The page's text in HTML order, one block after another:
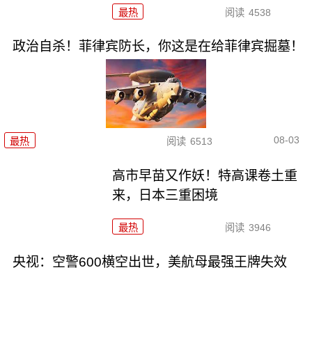
最热 阅读 4538
政治自杀！菲律宾防长，你这是在给菲律宾掘墓！
最热 阅读 6513 08-03
高市早苗又作妖！特高课卷土重
来，日本三重困境
最热 阅读 3946
央视：空警600横空出世，美航母最强王牌失效